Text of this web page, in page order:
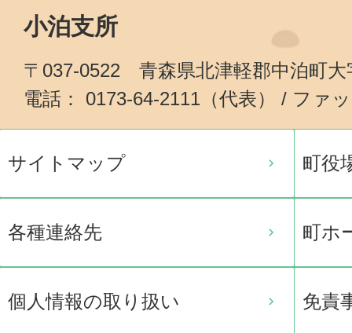
小泊支所
〒037-0522 青森県北津軽郡中泊町大
電話： 0173-64-2111（代表） / ファ
サイトマップ 町役
各種連絡先 町ホ
個人情報の取り扱い 免責